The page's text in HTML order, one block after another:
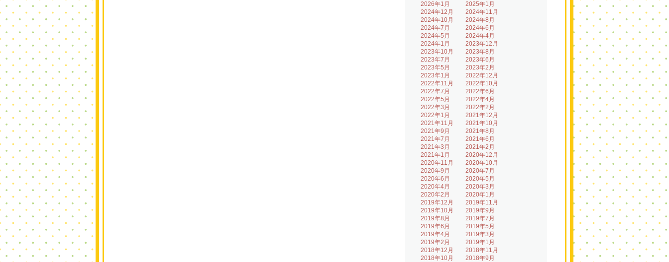
2026年1月
2025年1月
2024年12月
2024年11月
2024年10月
2024年8月
2024年7月
2024年6月
2024年5月
2024年4月
2024年1月
2023年12月
2023年10月
2023年8月
2023年7月
2023年6月
2023年5月
2023年2月
2023年1月
2022年12月
2022年11月
2022年10月
2022年7月
2022年6月
2022年5月
2022年4月
2022年3月
2022年2月
2022年1月
2021年12月
2021年11月
2021年10月
2021年9月
2021年8月
2021年7月
2021年6月
2021年3月
2021年2月
2021年1月
2020年12月
2020年11月
2020年10月
2020年9月
2020年7月
2020年6月
2020年5月
2020年4月
2020年3月
2020年2月
2020年1月
2019年12月
2019年11月
2019年10月
2019年9月
2019年8月
2019年7月
2019年6月
2019年5月
2019年4月
2019年3月
2019年2月
2019年1月
2018年12月
2018年11月
2018年10月
2018年9月